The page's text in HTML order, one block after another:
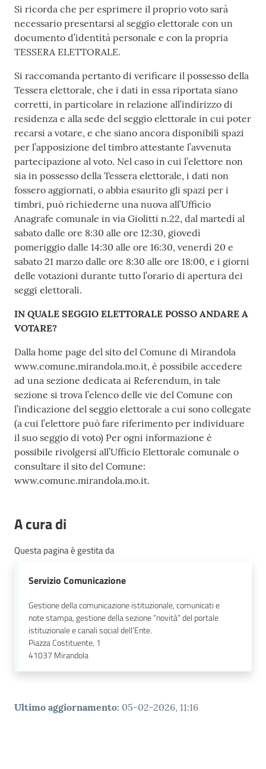
Si ricorda che per esprimere il proprio voto sarà
necessario presentarsi al seggio elettorale con un
documento d’identità personale e con la propria
TESSERA ELETTORALE.
Si raccomanda pertanto di verificare il possesso della
Tessera elettorale, che i dati in essa riportata siano
corretti, in particolare in relazione all’indirizzo di
residenza e alla sede del seggio elettorale in cui poter
recarsi a votare, e che siano ancora disponibili spazi
per l’apposizione del timbro attestante l’avvenuta
partecipazione al voto. Nel caso in cui l’elettore non
sia in possesso della Tessera elettorale, i dati non
fossero aggiornati, o abbia esaurito gli spazi per i
timbri, può richiederne una nuova all’Ufficio
Anagrafe comunale in via Giolitti n.22, dal martedì al
sabato dalle ore 8:30 alle ore 12:30, giovedì
pomeriggio dalle 14:30 alle ore 16:30, venerdì 20 e
sabato 21 marzo dalle ore 8:30 alle ore 18:00, e i giorni
delle votazioni durante tutto l’orario di apertura dei
seggi elettorali.
IN QUALE SEGGIO ELETTORALE POSSO ANDARE A
VOTARE?
Dalla home page del sito del Comune di Mirandola
www.comune.mirandola.mo.it, è possibile accedere
ad una sezione dedicata ai Referendum, in tale
sezione si trova l’elenco delle vie del Comune con
l’indicazione del seggio elettorale a cui sono collegate
(a cui l’elettore può fare riferimento per individuare
il suo seggio di voto) Per ogni informazione è
possibile rivolgersi all’Ufficio Elettorale comunale o
consultare il sito del Comune:
www.comune.mirandola.mo.it.
A cura di
Questa pagina è gestita da
Servizio Comunicazione
Gestione della comunicazione istituzionale, comunicati e
note stampa, gestione della sezione “novità” del portale
istituzionale e canali social dell’Ente.
Piazza Costituente, 1
41037 Mirandola
Ultimo aggiornamento: 05-02-2026, 11:16